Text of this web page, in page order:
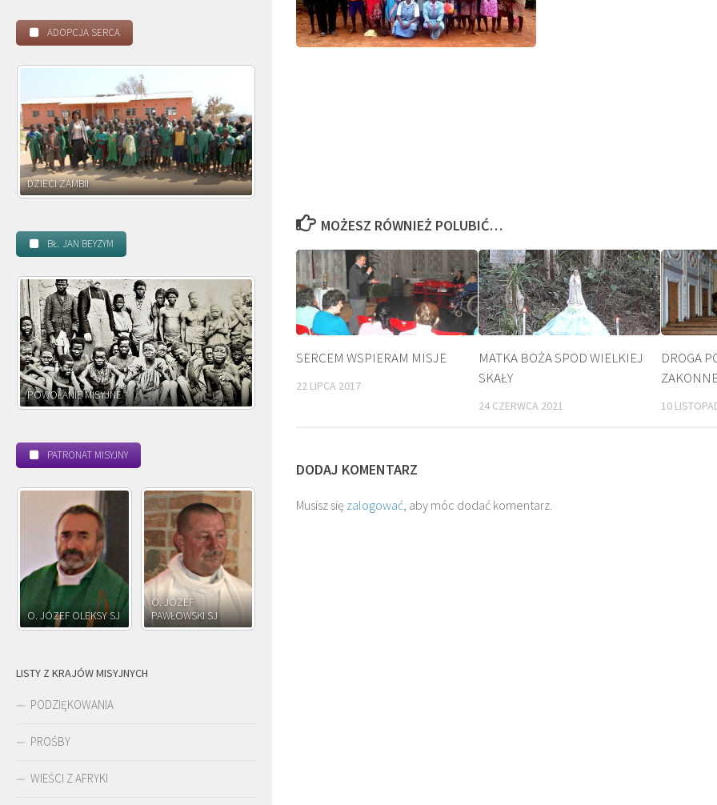
MOŻESZ RÓWNIEŻ POLUBIĆ…
SERCEM WSPIERAM MISJE
22 LIPCA 2017
MATKA BOŻA SPOD WIELKIEJ
SKAŁY
24 CZERWCA 2021
DROGA
10
DODAJ KOMENTARZ
Musisz się zalogować, aby móc dodać komentarz.
ADOPCJA SERCA
DZIECI ZAMBII
BŁ. JAN BEYZYM
POWOŁANIE MISYJNE
PATRONAT MISYJNY
O. JÓZEF OLEKSY SJ
O. JÓZEF
PAWŁOWSKI SJ
LISTY Z KRAJÓW MISYJNYCH
PODZIĘKOWANIA
PROŚBY
WIEŚCI Z AFRYKI